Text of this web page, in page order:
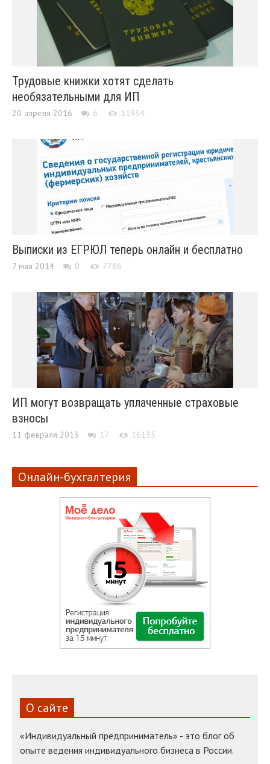
Трудовые книжки хотят сделать
необязательными для ИП
20 апреля 2016 6 11934
Выписки из ЕГРЮЛ теперь онлайн и бесплатно
7 мая 2014 0 7786
ИП могут возвращать уплаченные страховые
взносы
11 февраля 2013 17 16135
Онлайн-бухгалтерия
О сайте
«Индивидуальный предприниматель» - это блог об
опыте ведения индивидуального бизнеса в России.